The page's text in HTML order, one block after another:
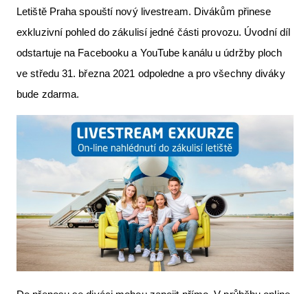
Letiště Praha spouští nový livestream. Divákům přinese
exkluzivní pohled do zákulisí jedné části provozu. Úvodní díl
odstartuje na Facebooku a YouTube kanálu u údržby ploch
ve středu 31. března 2021 odpoledne a pro všechny diváky
bude zdarma.
Pro piloty
Série & speciály
Aktuální FR + archiv
Letecká muzea
VFR Communication app
The SAFE Guide app
Nabídky práce v letectví
Inzerujte s námi